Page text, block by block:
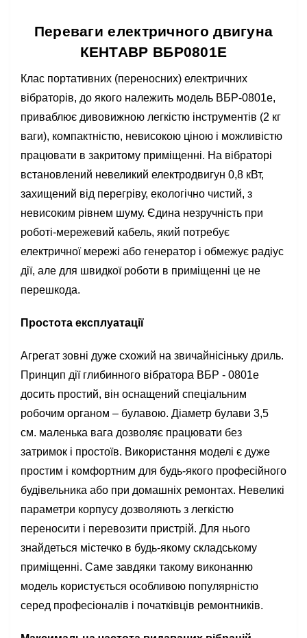
Переваги електричного двигуна
КЕНТАВР ВБР0801Е
Клас портативних (переносних) електричних
вібраторів, до якого належить модель ВБР-0801е,
приваблює дивовижною легкістю інструментів (2 кг
ваги), компактністю, невисокою ціною і можливістю
працювати в закритому приміщенні. На вібраторі
встановлений невеликий електродвигун 0,8 кВт,
захищений від перегріву, екологічно чистий, з
невисоким рівнем шуму. Єдина незручність при
роботі-мережевий кабель, який потребує
електричної мережі або генератор і обмежує радіус
дії, але для швидкої роботи в приміщенні це не
перешкода.
Простота експлуатації
Агрегат зовні дуже схожий на звичайнісіньку дриль.
Принцип дії глибинного вібратора ВБР - 0801е
досить простий, він оснащений спеціальним
робочим органом – булавою. Діаметр булави 3,5
см. маленька вага дозволяє працювати без
затримок і простоїв. Використання моделі є дуже
простим і комфортним для будь-якого професійного
будівельника або при домашніх ремонтах. Невеликі
параметри корпусу дозволяють з легкістю
переносити і перевозити пристрій. Для нього
знайдеться містечко в будь-якому складському
приміщенні. Саме завдяки такому виконанню
модель користується особливою популярністю
серед професіоналів і початківців ремонтників.